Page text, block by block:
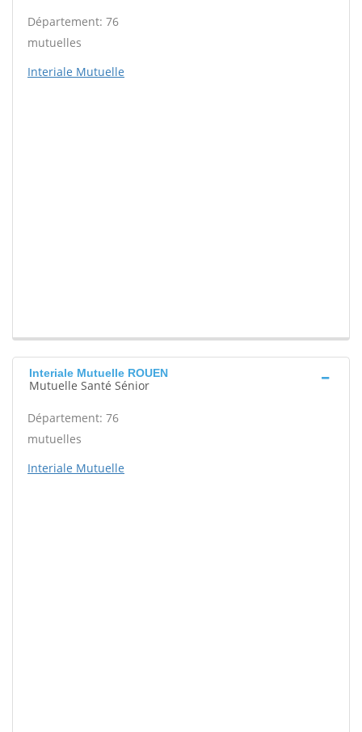
Département: 76
mutuelles
Interiale Mutuelle
Interiale Mutuelle ROUEN
Mutuelle Santé Sénior
Département: 76
mutuelles
Interiale Mutuelle